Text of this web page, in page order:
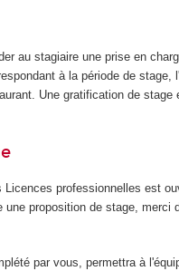
au stagiaire une prise en
à la période de stage,
Une gratification de stage
Licences professionnelles est
une proposition de stage, merci
par vous, permettra à